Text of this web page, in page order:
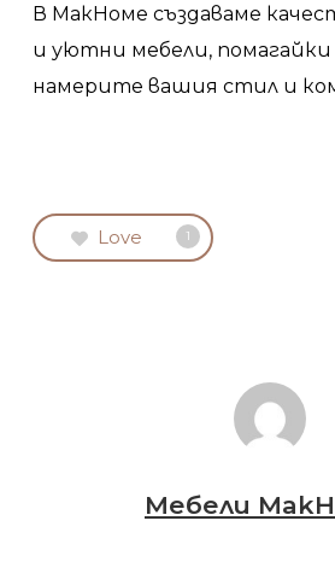
В МакHоме създаваме
и уютни мебели, помагайки
намерите вашия стил и
Love 1
Мебели